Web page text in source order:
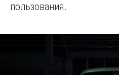
пользования.